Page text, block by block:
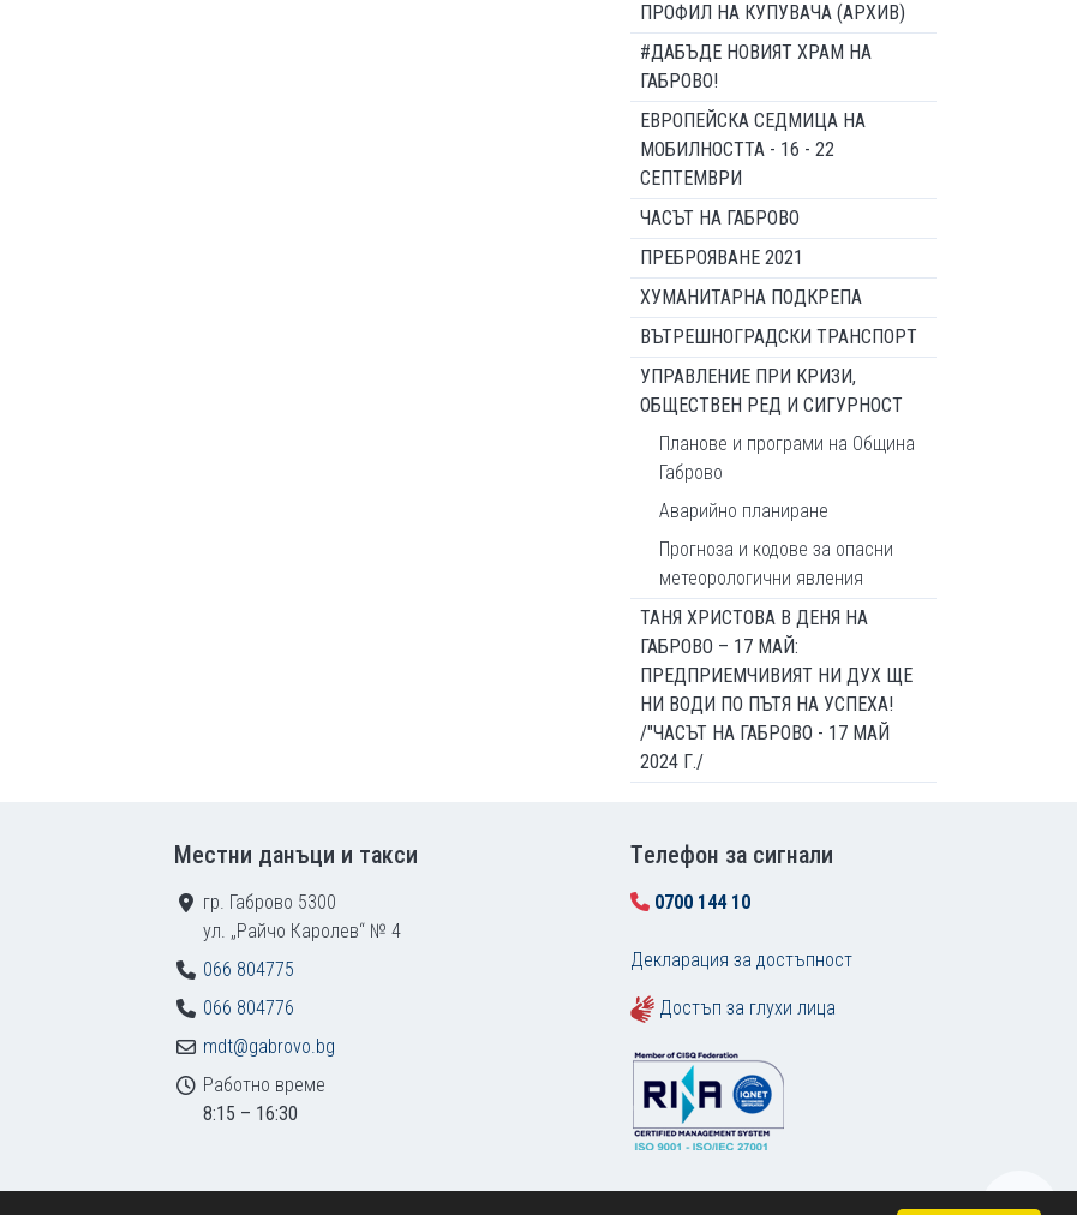
ПРОФИЛ НА КУПУВАЧА (АРХИВ)
#ДАБЪДЕ НОВИЯТ ХРАМ НА
ГАБРОВО!
ЕВРОПЕЙСКА СЕДМИЦА НА
МОБИЛНОСТТА - 16 - 22
СЕПТЕМВРИ
ЧАСЪТ НА ГАБРОВО
ПРЕБРОЯВАНЕ 2021
ХУМАНИТАРНА ПОДКРЕПА
ВЪТРЕШНОГРАДСКИ ТРАНСПОРТ
УПРАВЛЕНИЕ ПРИ КРИЗИ,
ОБЩЕСТВЕН РЕД И СИГУРНОСТ
Планове и програми на Община
Габрово
Аварийно планиране
Прогноза и кодове за опасни
метеорологични явления
ТАНЯ ХРИСТОВА В ДЕНЯ НА
ГАБРОВО – 17 МАЙ:
ПРЕДПРИЕМЧИВИЯТ НИ ДУХ ЩЕ
НИ ВОДИ ПО ПЪТЯ НА УСПЕХА!
/"ЧАСЪТ НА ГАБРОВО - 17 МАЙ
2024 Г./
Местни данъци и такси
гр. Габрово 5300
ул. „Райчо Каролев“ № 4
066 804775
066 804776
mdt@gabrovo.bg
Работно време
8:15 – 16:30
Tелефон за сигнали
0700 144 10
Декларация за достъпност
Достъп за глухи лица